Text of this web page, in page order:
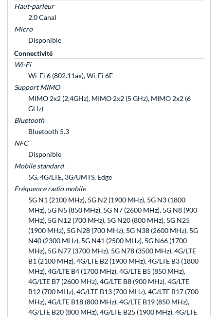
Haut-parleur
2.0 Canal
Micro
Disponible
Connectivité
Wi-Fi
Wi-Fi 6 (802.11ax), Wi-Fi 6E
Support MIMO
MIMO 2x2 (2,4GHz), MIMO 2x2 (5 GHz), MIMO 2x2 (6
GHz)
Bluetooth
Bluetooth 5.3
NFC
Disponible
Mobile standard
5G, 4G/LTE, 3G/UMTS, Edge
Fréquence radio mobile
5G N1 (2100 MHz), 5G N2 (1900 MHz), 5G N3 (1800
MHz), 5G N5 (850 MHz), 5G N7 (2600 MHz), 5G N8 (900
MHz), 5G N12 (700 MHz), 5G N20 (800 MHz), 5G N25
(1900 MHz), 5G N28 (700 MHz), 5G N38 (2600 MHz), 5G
N40 (2300 MHz), 5G N41 (2500 MHz), 5G N66 (1700
MHz), 5G N77 (3700 MHz), 5G N78 (3500 MHz), 4G/LTE
B1 (2100 MHz), 4G/LTE B2 (1900 MHz), 4G/LTE B3 (1800
MHz), 4G/LTE B4 (1700 MHz), 4G/LTE B5 (850 MHz),
4G/LTE B7 (2600 MHz), 4G/LTE B8 (900 MHz), 4G/LTE
B12 (700 MHz), 4G/LTE B13 (700 MHz), 4G/LTE B17 (700
MHz), 4G/LTE B18 (800 MHz), 4G/LTE B19 (850 MHz),
4G/LTE B20 (800 MHz), 4G/LTE B25 (1900 MHz), 4G/LTE